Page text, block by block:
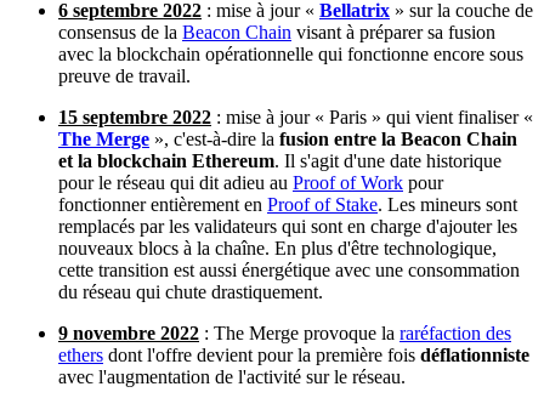
6 septembre 2022 : mise à jour « Bellatrix » sur la couche de
consensus de la Beacon Chain visant à préparer sa fusion
avec la blockchain opérationnelle qui fonctionne encore sous
preuve de travail.
15 septembre 2022 : mise à jour « Paris » qui vient finaliser «
The Merge », c'est-à-dire la fusion entre la Beacon Chain
et la blockchain Ethereum. Il s'agit d'une date historique
pour le réseau qui dit adieu au Proof of Work pour
fonctionner entièrement en Proof of Stake. Les mineurs sont
remplacés par les validateurs qui sont en charge d'ajouter les
nouveaux blocs à la chaîne. En plus d'être technologique,
cette transition est aussi énergétique avec une consommation
du réseau qui chute drastiquement.
9 novembre 2022 : The Merge provoque la raréfaction des
ethers dont l'offre devient pour la première fois déflationniste
avec l'augmentation de l'activité sur le réseau.